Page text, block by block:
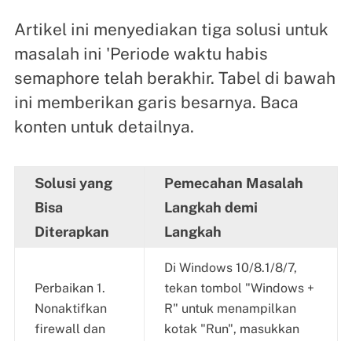
Artikel ini menyediakan tiga solusi untuk
masalah ini 'Periode waktu habis
semaphore telah berakhir. Tabel di bawah
ini memberikan garis besarnya. Baca
konten untuk detailnya.
Solusi yang
Bisa
Diterapkan
Pemecahan Masalah
Langkah demi
Langkah
Perbaikan 1.
Nonaktifkan
firewall dan
Di Windows 10/8.1/8/7,
tekan tombol "Windows +
R" untuk menampilkan
kotak "Run", masukkan